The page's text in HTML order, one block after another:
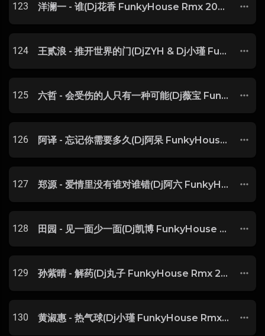
123 洋澜一 - 谁(Dj花香 FunkyHouse Rmx 2025) -
124 王贰浪 - 推开世界的门(DjZYH & Dj小瑾 FunkyHouse Rmx 2025)
125 六哲 - 会受伤的人只有一种可能(Dj薇宝 FunkyHouse Rmx 2025) -
126 阿译 - 忘记你需要多久(Dj阿呆 FunkyHouse Rmx 2025) -
127 郑源 - 爱情里没有谁对谁错(Dj阿六 FunkyHouse Rmx 2025) -
128 田园 - 见一面少一面(Dj凯博 FunkyHouse Rmx 2025) -
129 孙紫晴 - 解药(Dj丸子 FunkyHouse Rmx 2025) -
130 黄淑惠 - 热气球(Dj小瑾 FunkyHouse Rmx 2025) -